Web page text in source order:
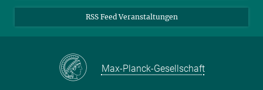
Schülerinnen und Schüler
RSS Feed Veranstaltungen
Max-Planck-Gesellschaft